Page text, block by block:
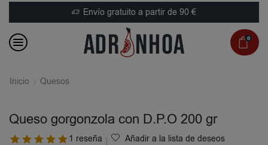
Envío gratuito a partir de 90 €
0
Inicio Quesos
Queso gorgonzola con D.P.O 200 gr
1 reseña Añadir a la lista de deseos